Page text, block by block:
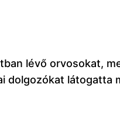
lévő orvosokat,
dolgozókat látogatta